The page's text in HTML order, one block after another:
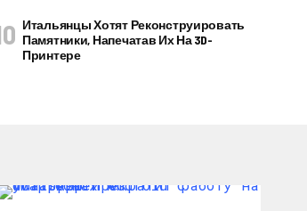
Итальянцы Хотят Реконструировать
Памятники, Напечатав Их На 3D-
Принтере